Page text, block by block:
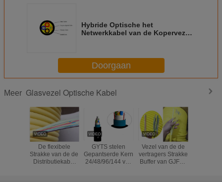
Hybride Optische het
Netwerkkabel van de Kopervezel
Doorgaan
Meer Glasvezel Optische Kabel
De flexibele
Strakke van de de
Distributiekabel
GYTS stelen
Gepantserde Kern
24/48/96/144 van
Vezel van de de
vertragers Strakke
Buffer van GJFJV